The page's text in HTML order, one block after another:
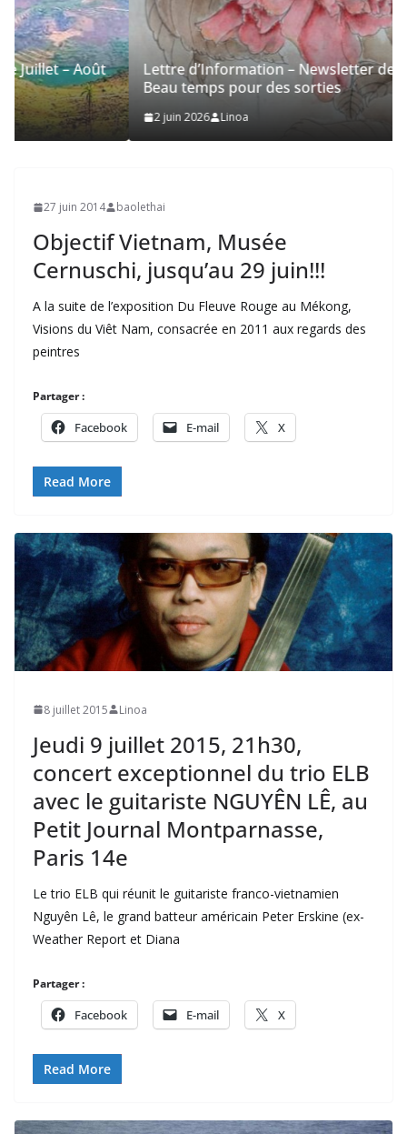
Lettre d’Information – Newsletter de Juin 2026 –
Beau temps pour des sorties
2 juin 2026 Linoa
27 juin 2014 baolethai
Objectif Vietnam, Musée
Cernuschi, jusqu’au 29 juin!!!
A la suite de l’exposition Du Fleuve Rouge au Mékong,
Visions du Viêt Nam, consacrée en 2011 aux regards des
peintres
Partager :
Facebook E-mail X
Read More
8 juillet 2015 Linoa
Jeudi 9 juillet 2015, 21h30,
concert exceptionnel du trio ELB
avec le guitariste NGUYÊN LÊ, au
Petit Journal Montparnasse,
Paris 14e
Le trio ELB qui réunit le guitariste franco-vietnamien
Nguyên Lê, le grand batteur américain Peter Erskine (ex-
Weather Report et Diana
Partager :
Facebook E-mail X
Read More